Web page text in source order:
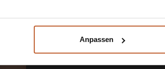
Anpassen
The Explorer
2-4 Schlafplätze